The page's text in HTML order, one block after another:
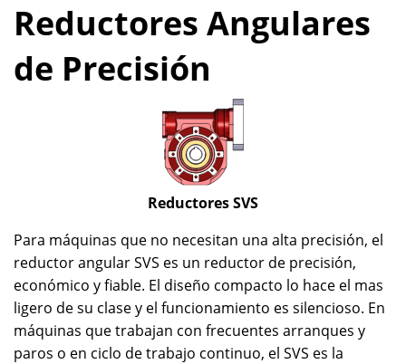
Reductores Angulares
de Precisión
Reductores SVS
Para máquinas que no necesitan una alta precisión, el
reductor angular SVS es un reductor de precisión,
económico y fiable. El diseño compacto lo hace el mas
ligero de su clase y el funcionamiento es silencioso. En
máquinas que trabajan con frecuentes arranques y
paros o en ciclo de trabajo continuo, el SVS es la